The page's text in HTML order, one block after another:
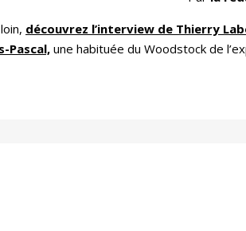
découvrez l’interview de Thierry
Pascal,une habituée du Woodstock de